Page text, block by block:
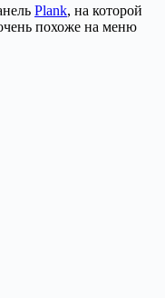
Plank, на которой
похоже на меню